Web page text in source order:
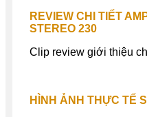
REVIEW CHI TIẾT
STEREO 230
Clip review giới thiệu
HÌNH ẢNH THỰC TẾ